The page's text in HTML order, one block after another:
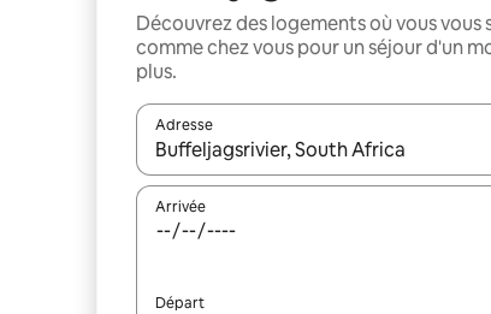
Découvrez des logements où vous vous
comme chez vous pour un séjour d'un
plus.
Adresse
Lorsque les résultats s'affichent, utilisez
Arrivée
Départ